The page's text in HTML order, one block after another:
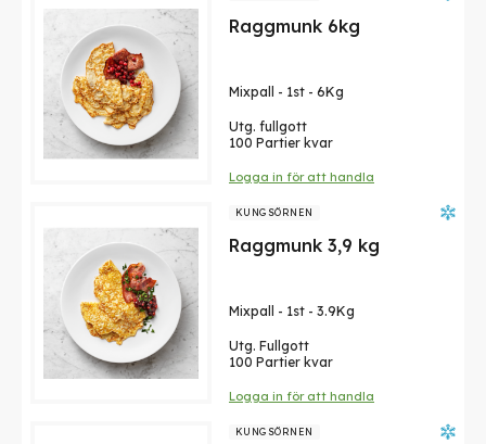
Raggmunk 6kg
Mixpall - 1st - 6Kg
Utg. fullgott
100 Partier kvar
Logga in för att handla
KUNGSÖRNEN
Raggmunk 3,9 kg
Mixpall - 1st - 3.9Kg
Utg. Fullgott
100 Partier kvar
Logga in för att handla
KUNGSÖRNEN